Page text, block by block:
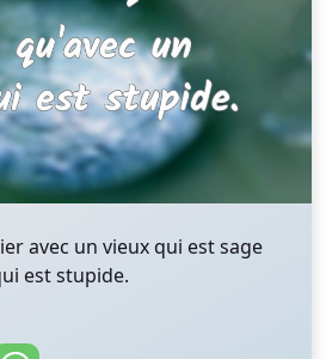
avec un vieux qui est sage
est stupide.